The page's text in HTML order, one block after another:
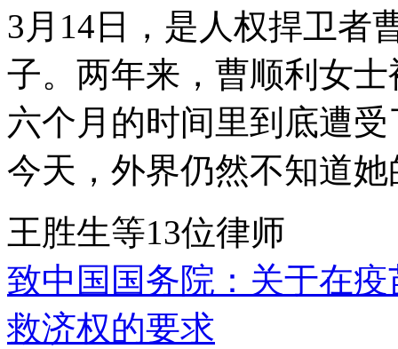
3月14日，是人权捍卫者
子。两年来，曹顺利女
六个月的时间里到底遭
今天，外界仍然不知道
王胜生等13位律师
致中国国务院：关于在
救济权的要求